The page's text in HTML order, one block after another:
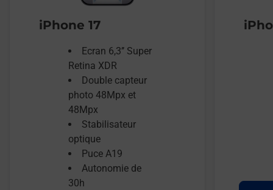
iPhone 17
Ecran 6,3’’ Super
Retina XDR
Double capteur
photo 48Mpx et
48Mpx
Stabilisateur
optique
Puce A19
Autonomie de
30h